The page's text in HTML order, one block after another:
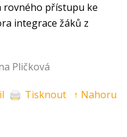
rovného přístupu ke
integrace žáků z
Pličková
Tisknout ↑ Nahoru